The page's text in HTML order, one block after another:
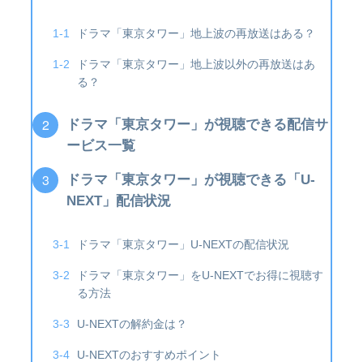
ドラマ「東京タワー」地上波の再放送はある？
ドラマ「東京タワー」地上波以外の再放送はあ
る？
ドラマ「東京タワー」が視聴できる配信サ
ービス一覧
ドラマ「東京タワー」が視聴できる「U-
NEXT」配信状況
ドラマ「東京タワー」U-NEXTの配信状況
ドラマ「東京タワー」をU-NEXTでお得に視聴す
る方法
U-NEXTの解約金は？
U-NEXTのおすすめポイント